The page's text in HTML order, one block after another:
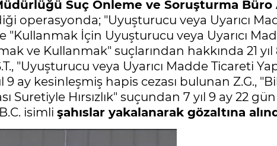
Suç Önleme ve Soruşturma
operasyonda; "Uyuşturucu veya Uyarıcı
"Kullanmak İçin Uyuşturucu veya Uyarıcı
ve Kullanmak" suçlarından hakkında 21
"Uyuşturucu veya Uyarıcı Madde Ticareti
9 ay kesinleşmiş hapis cezası bulunan Z.G.,
Suretiyle Hırsızlık" suçundan 7 yıl 9 ay 22
isimli şahıslar yakalanarak gözaltına